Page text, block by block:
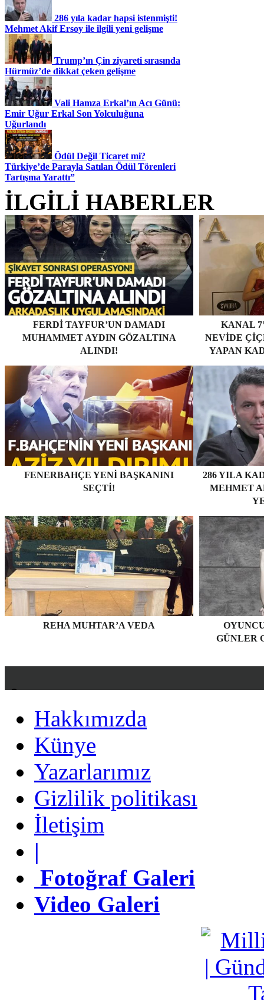
286 yıla kadar hapsi istenmişti!
Mehmet Akif Ersoy ile ilgili yeni gelişme
Trump’ın Çin ziyareti sırasında
Hürmüz’de dikkat çeken gelişme
Vali Hamza Erkal’ın Acı Günü:
Emir Uğur Erkal Son Yolculuğuna
Uğurlandı
Ödül Değil Ticaret mi?
Türkiye’de Parayla Satılan Ödül Törenleri
Tartışma Yarattı”
İLGİLİ HABERLER
FERDI TAYFUR’UN DAMADI
MUHAMMET AYDIN GÖZALTINA
ALINDI!
KANAL
NEVİDE
YAPAN
FENERBAHÇE YENI BAŞKANINI
SEÇTI!
286 YILA
MEHMET
REHA MUHTAR’A VEDA
GÜNLER
Künye
Yazarlarımız
Gizlilik politikası
İletişim
Fotoğraf Galeri
Video Galeri
Hakkımızda
Künye
Yazarlarımız
Gizlilik politikası
İletişim
|
Fotoğraf Galeri
Video Galeri